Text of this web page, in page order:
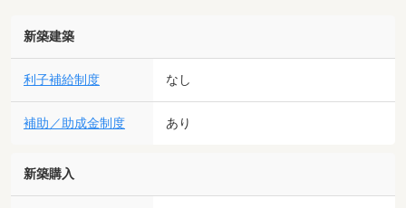
新築建築
利子補給制度 なし
補助／助成金制度 あり
新築購入